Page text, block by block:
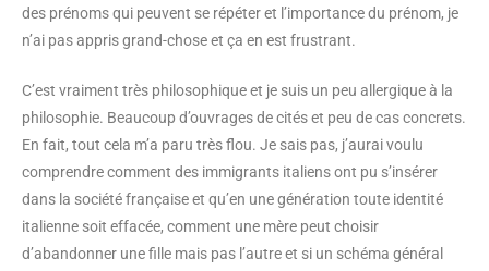
des prénoms qui peuvent se répéter et l’importance du prénom, je
n’ai pas appris grand-chose et ça en est frustrant.
C’est vraiment très philosophique et je suis un peu allergique à la
philosophie. Beaucoup d’ouvrages de cités et peu de cas concrets.
En fait, tout cela m’a paru très flou. Je sais pas, j’aurai voulu
comprendre comment des immigrants italiens ont pu s’insérer
dans la société française et qu’en une génération toute identité
italienne soit effacée, comment une mère peut choisir
d’abandonner une fille mais pas l’autre et si un schéma général